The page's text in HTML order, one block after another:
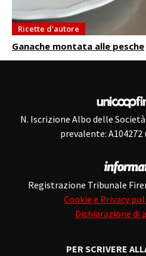
Ricette d'autore
Ganache montata alle pesche
N. Iscrizione Albo delle
prevalente: A104272
Registrazione Tribunale
Cookie e Privacy
Dichiarazione di
PER SCRIVERE